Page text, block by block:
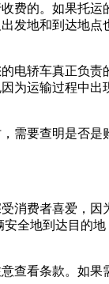
费的。如果托运
发地和到达地点
电轿车真正负责
为运输过程中出
需要查明是否是
消费者喜爱，因
全地到达目的
查看条款。如果